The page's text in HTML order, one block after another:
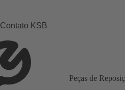
Contato KSB
Peças de